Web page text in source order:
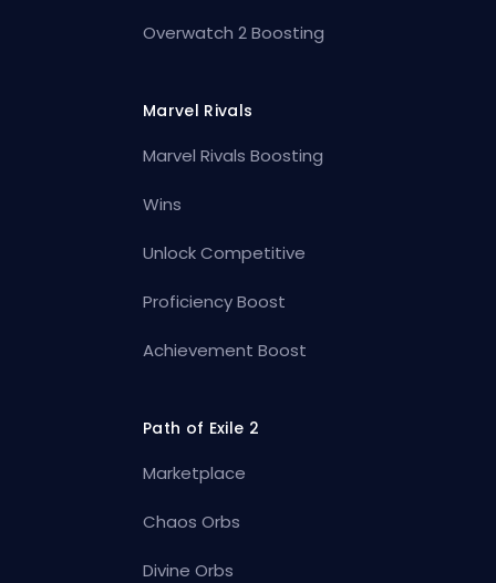
Overwatch 2 Boosting
Marvel Rivals
Marvel Rivals Boosting
Wins
Unlock Competitive
Proficiency Boost
Achievement Boost
Path of Exile 2
Marketplace
Chaos Orbs
Divine Orbs